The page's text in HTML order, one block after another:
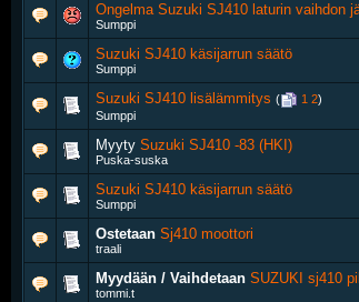
Ongelma Suzuki SJ410 laturin vaihdon
Sumppi
Suzuki SJ410 käsijarrun säätö
Sumppi
Suzuki SJ410 lisälämmitys ( 1 2)
Sumppi
Myyty Suzuki SJ410 -83 (HKI)
Puska-suska
Suzuki SJ410 käsijarrun säätö
Sumppi
Ostetaan Sj410 moottori
traali
Myydään / Vaihdetaan SUZUKI sj410
tommi.t